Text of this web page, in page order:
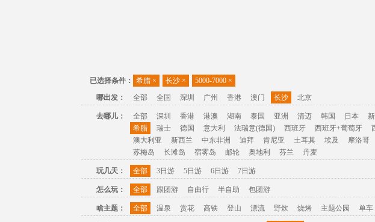
已选择条件： 希腊 × 长沙 × 5000-7000 ×
哪出发：
全部 全国 深圳 广州 香港 澳门 长沙 北京
去哪儿： 全部 深圳 香港 港澳 湖南 泰国 亚洲 清迈 韩国 日本
希腊
瑞士 德国 意大利 法瑞意(德国) 西班牙 西班牙+葡萄牙
澳大利亚
新西兰 中东非洲 迪拜 肯尼亚 土耳其 埃及 摩洛哥
苏梅岛
长滩岛 宿雾岛 邮轮 奥地利 芬兰 丹麦
玩几天： 全部 3日游 5日游 6日游 7日游
怎么玩： 全部 跟团游 自由行 半自助 包团游
啥主题： 全部 温泉 赏花 高铁 登山 漂流 野炊 烧烤 主题公园 单车